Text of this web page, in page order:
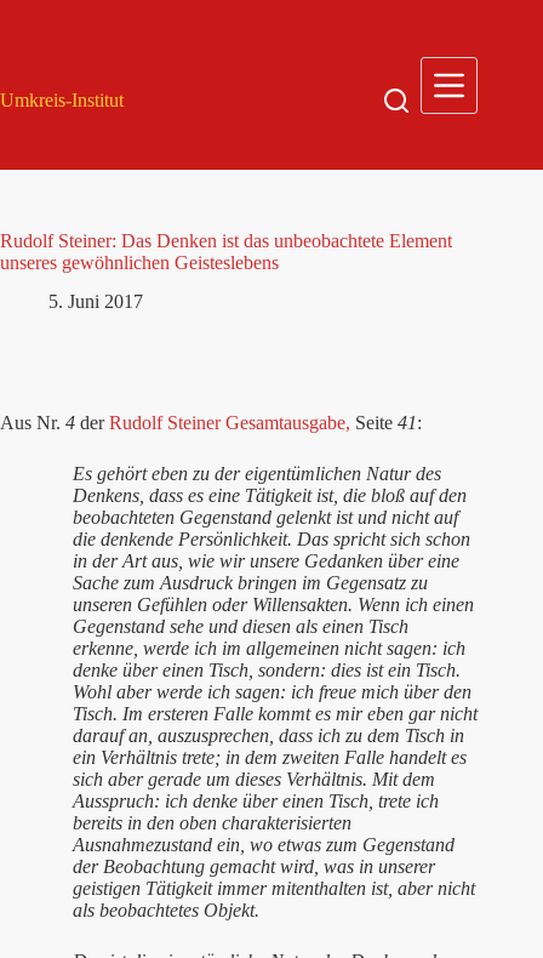
Umkreis-Institut
Rudolf Steiner: Das Denken ist das unbeobachtete Element
unseres gewöhnlichen Geisteslebens
5. Juni 2017
Aus Nr. 4 derRudolf Steiner Gesamtausgabe, Seite 41:
Es gehört eben zu der eigentümlichen Natur des
Denkens, dass es eine Tätigkeit ist, die bloß auf den
beobachteten Gegenstand gelenkt ist und nicht auf
die denkende Persönlichkeit. Das spricht sich schon
in der Art aus, wie wir unsere Gedanken über eine
Sache zum Ausdruck bringen im Gegensatz zu
unseren Gefühlen oder Willensakten. Wenn ich einen
Gegenstand sehe und diesen als einen Tisch
erkenne, werde ich im allgemeinen nicht sagen: ich
denke über einen Tisch, sondern: dies ist ein Tisch.
Wohl aber werde ich sagen: ich freue mich über den
Tisch. Im ersteren Falle kommt es mir eben gar nicht
darauf an, auszusprechen, dass ich zu dem Tisch in
ein Verhältnis trete; in dem zweiten Falle handelt es
sich aber gerade um dieses Verhältnis. Mit dem
Ausspruch: ich denke über einen Tisch, trete ich
bereits in den oben charakterisierten
Ausnahmezustand ein, wo etwas zum Gegenstand
der Beobachtung gemacht wird, was in unserer
geistigen Tätigkeit immer mitenthalten ist, aber nicht
als beobachtetes Objekt.